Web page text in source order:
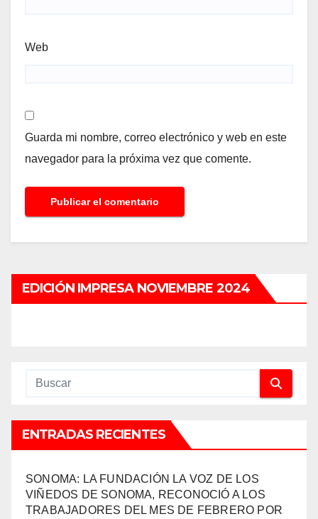
Web
Guarda mi nombre, correo electrónico y web en este
navegador para la próxima vez que comente.
EDICIÓN IMPRESA NOVIEMBRE 2024
ENTRADAS RECIENTES
SONOMA: LA FUNDACIÓN LA VOZ DE LOS
VIÑEDOS DE SONOMA, RECONOCIÓ A LOS
TRABAJADORES DEL MES DE FEBRERO POR